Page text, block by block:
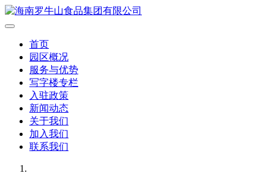
首页
园区概况
服务与优势
写字楼专栏
入驻政策
新闻动态
关于我们
加入我们
联系我们